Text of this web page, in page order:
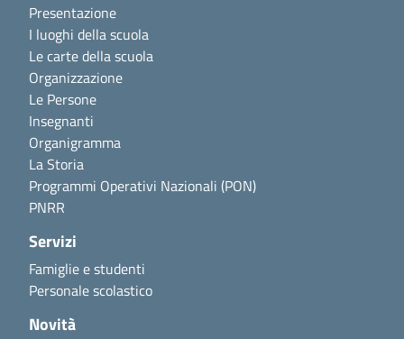
Presentazione
I luoghi della scuola
Le carte della scuola
Organizzazione
Le Persone
Insegnanti
Organigramma
La Storia
Programmi Operativi Nazionali (PON)
PNRR
Servizi
Famiglie e studenti
Personale scolastico
Novità